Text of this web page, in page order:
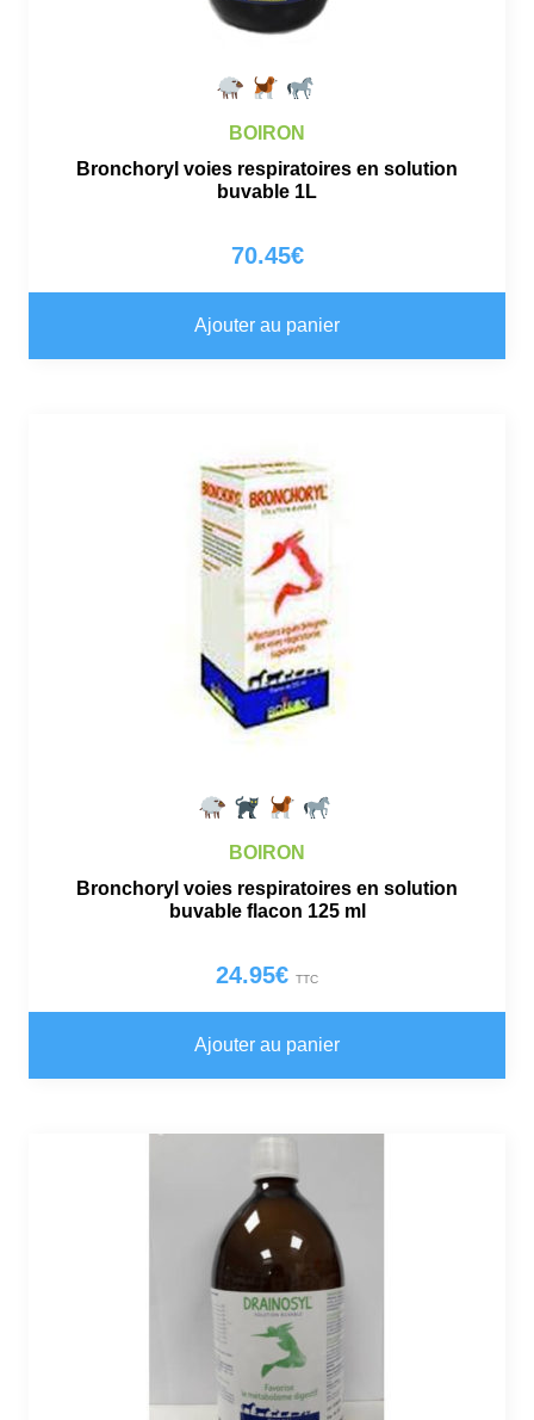
BOIRON
Bronchoryl voies respiratoires en solution
buvable 1L
70.45€
Ajouter au panier
BOIRON
Bronchoryl voies respiratoires en solution
buvable flacon 125 ml
24.95€ TTC
Ajouter au panier